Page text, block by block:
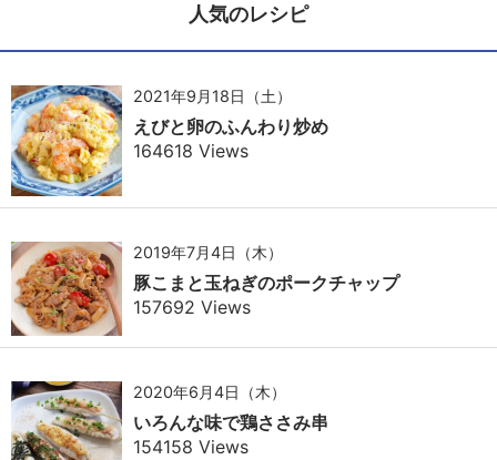
人気のレシピ
2021年9月18日（土）
えびと卵のふんわり炒め
164618 Views
2019年7月4日（木）
豚こまと玉ねぎのポークチャップ
157692 Views
2020年6月4日（木）
いろんな味で鶏ささみ串
154158 Views